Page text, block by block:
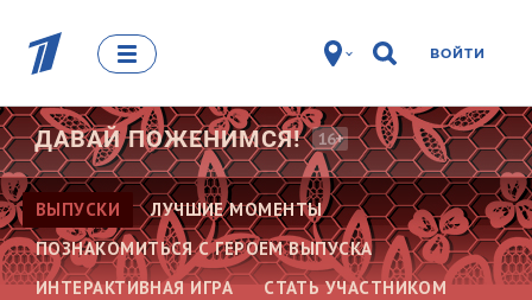
ВОЙТИ
ДАВАЙПОЖЕНИМСЯ! 16+
ВЫПУСКИ
ЛУЧШИЕ МОМЕНТЫ
ПОЗНАКОМИТЬСЯ С ГЕРОЕМ ВЫПУСКА
ИНТЕРАКТИВНАЯ ИГРА
СТАТЬ УЧАСТНИКОМ